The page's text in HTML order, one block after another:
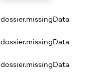
dossier.missingData
dossier.missingData
dossier.missingData